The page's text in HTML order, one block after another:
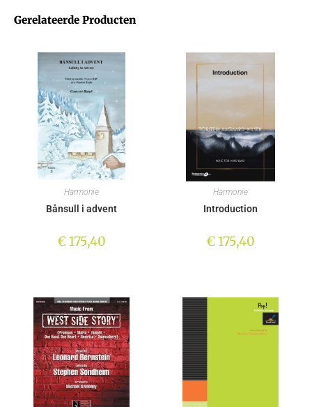
Gerelateerde Producten
Harmonie
Bånsull i advent
€175,40
Harmonie
Introduction
€175,40